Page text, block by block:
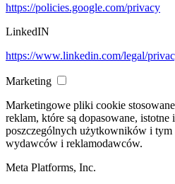
https://policies.google.com/privacy
LinkedIN
https://www.linkedin.com/legal/
Marketing
Marketingowe pliki cookie
reklam, które są dopasowane, istotne
poszczególnych użytkowników i tym
wydawców i reklamodawców.
Meta Platforms, Inc.